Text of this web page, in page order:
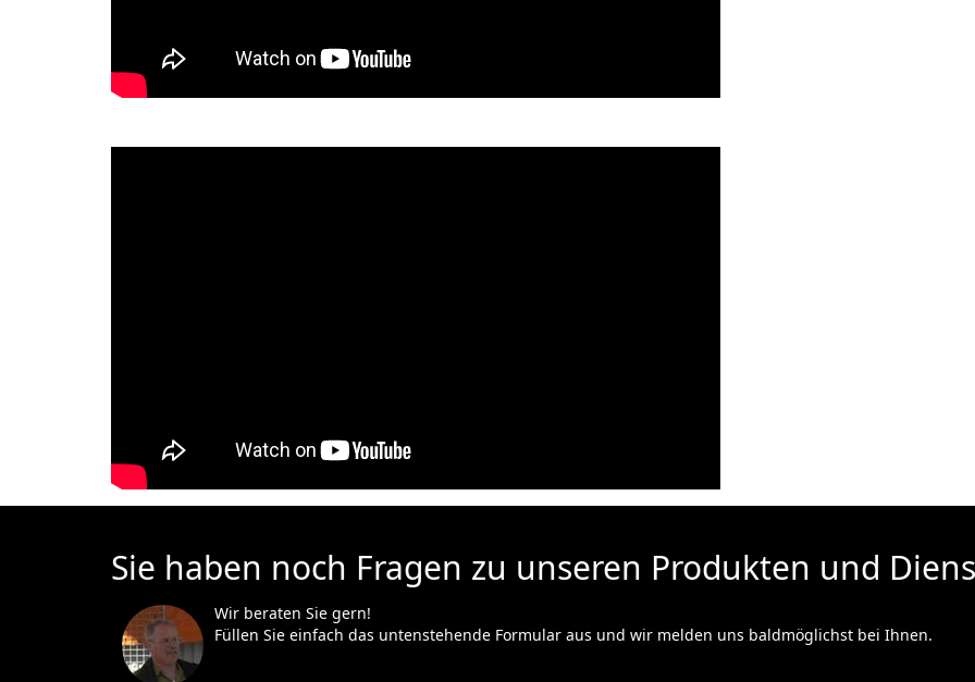
Sie haben noch Fragen zu unseren Produkten und
Wir beraten Sie gern!
Füllen Sie einfach das untenstehende Formular aus und wir melden uns baldmöglichst bei Ihnen.